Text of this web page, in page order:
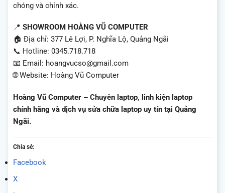
chóng và chính xác.
📍 SHOWROOM HOÀNG VŨ COMPUTER
🏠 Địa chỉ: 377 Lê Lợi, P. Nghĩa Lộ, Quảng Ngãi
📞 Hotline: 0345.718.718
📧 Email: hoangvucso@gmail.com
🌐 Website: Hoàng Vũ Computer
Hoàng Vũ Computer – Chuyên laptop, linh kiện laptop
chính hãng và dịch vụ sửa chữa laptop uy tín tại Quảng
Ngãi.
Chia sẻ:
Facebook
X